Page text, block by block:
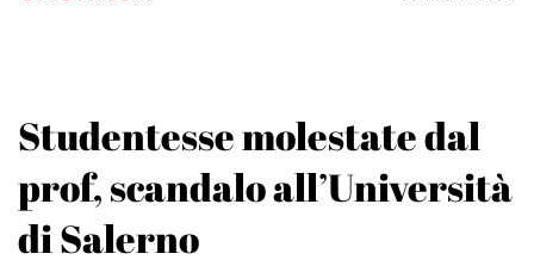
Studentesse molestate dal
prof, scandalo all’Università
di Salerno